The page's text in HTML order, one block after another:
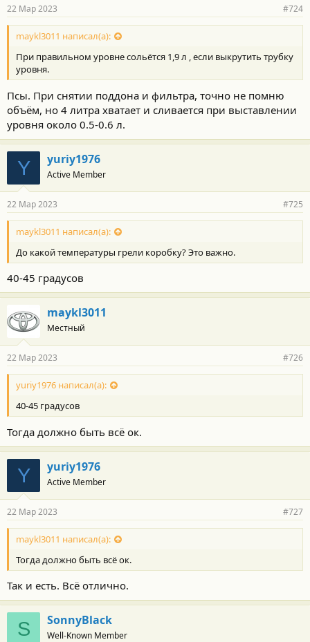
22 Мар 2023 #724
maykl3011 написал(а):
При правильном уровне сольётся 1,9 л , если выкрутить трубку
уровня.
Псы. При снятии поддона и фильтра, точно не помню
объём, но 4 литра хватает и сливается при выставлении
уровня около 0.5-0.6 л.
Y yuriy1976
Active Member
22 Мар 2023 #725
maykl3011 написал(а):
До какой температуры грели коробку? Это важно.
40-45 градусов
maykl3011
Местный
22 Мар 2023 #726
yuriy1976 написал(а):
40-45 градусов
Тогда должно быть всё ок.
Y yuriy1976
Active Member
22 Мар 2023 #727
maykl3011 написал(а):
Тогда должно быть всё ок.
Так и есть. Всё отлично.
S SonnyBlack
Well-Known Member